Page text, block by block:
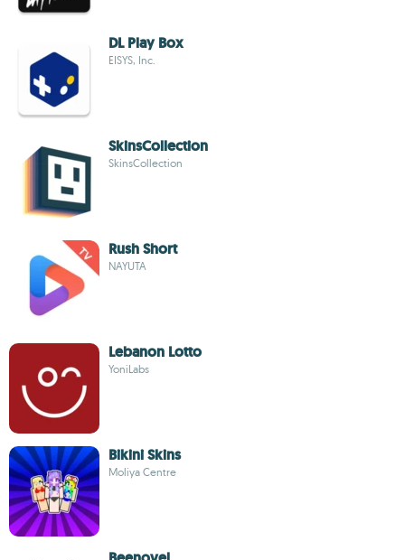
DL Play Box
EISYS, Inc.
SkinsCollection
SkinsCollection
Rush Short
NAYUTA
Lebanon Lotto
YoniLabs
Bikini Skins
Moliya Centre